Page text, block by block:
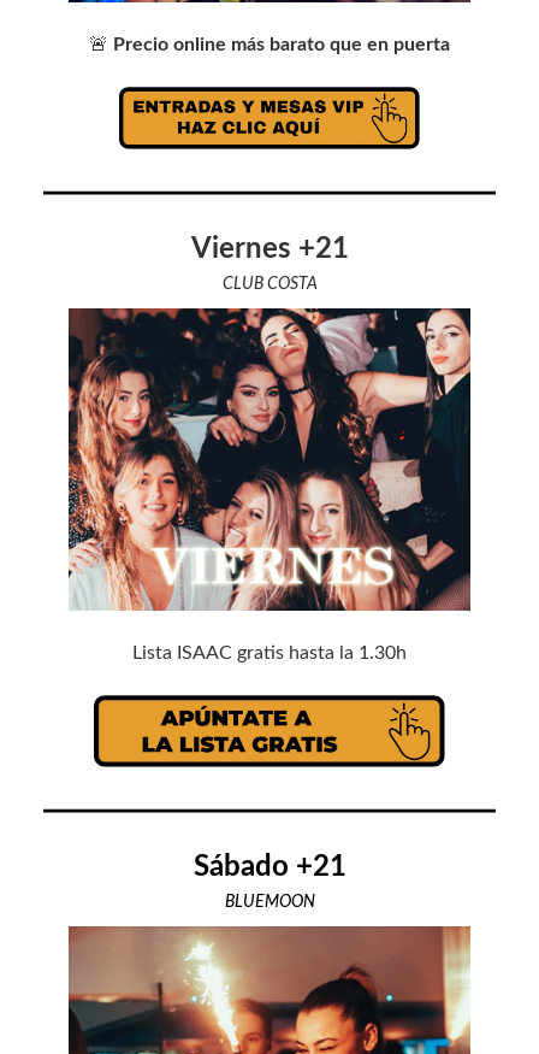
🚨 Precio online más barato que en puerta
Viernes +21
CLUB COSTA
Lista ISAAC gratis hasta la 1.30h
Sábado +21
BLUEMOON